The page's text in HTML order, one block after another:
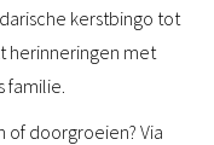
kerstbingo tot
herinneringen met
of doorgroeien? Via